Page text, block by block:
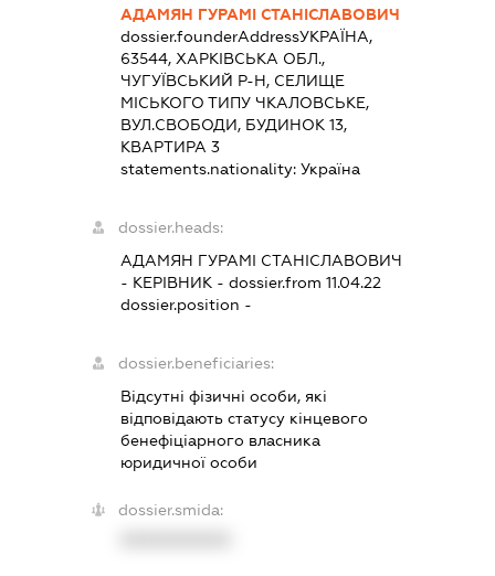
АДАМЯН ГУРАМІ СТАНІСЛАВОВИЧ
dossier.founderAddressУКРАЇНА,
63544, ХАРКІВСЬКА ОБЛ.,
ЧУГУЇВСЬКИЙ Р-Н, СЕЛИЩЕ
МІСЬКОГО ТИПУ ЧКАЛОВСЬКЕ,
ВУЛ.СВОБОДИ, БУДИНОК 13,
КВАРТИРА 3
statements.nationality: Україна
dossier.heads:
АДАМЯН ГУРАМІ СТАНІСЛАВОВИЧ
- КЕРІВНИК - dossier.from 11.04.22
dossier.position -
dossier.beneficiaries:
Відсутні фізичні особи, які
відповідають статусу кінцевого
бенефіціарного власника
юридичної особи
dossier.smida: